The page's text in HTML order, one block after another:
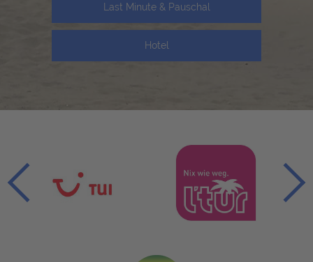
Last Minute & Pauschal
Hotel